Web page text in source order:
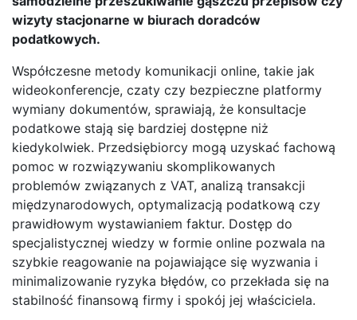
wizyty stacjonarne w biurach doradców
podatkowych.
Współczesne metody komunikacji online, takie jak
wideokonferencje, czaty czy bezpieczne platformy
wymiany dokumentów, sprawiają, że konsultacje
podatkowe stają się bardziej dostępne niż
kiedykolwiek. Przedsiębiorcy mogą uzyskać fachową
pomoc w rozwiązywaniu skomplikowanych
problemów związanych z VAT, analizą transakcji
międzynarodowych, optymalizacją podatkową czy
prawidłowym wystawianiem faktur. Dostęp do
specjalistycznej wiedzy w formie online pozwala na
szybkie reagowanie na pojawiające się wyzwania i
minimalizowanie ryzyka błędów, co przekłada się na
stabilność finansową firmy i spokój jej właściciela.